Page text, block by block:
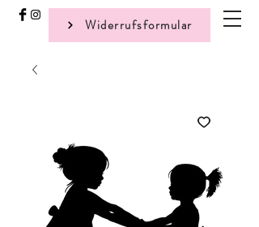
Widerrufsformular